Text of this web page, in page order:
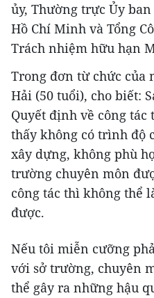
ủy, Thường trực Ủy
Hồ Chí Minh và Tổng
Trách nhiệm hữu hạn
Trong đơn từ chức của
Hải (50 tuổi), cho biết:
Quyết định về công
thấy không có trình độ
xây dựng, không phù
trường chuyên môn
công tác thì không thể
được.
Nếu tôi miễn cưỡng
với sở trường, chuyên
thể gây ra những hậu